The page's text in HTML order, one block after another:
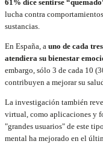
61% dice sentirse
lucha contra
sustancias.
En España, a uno de cada
atendiera su bienestar
embargo, sólo 3 de cada 10
contribuyen a mejorar su
La investigación también
virtual, como aplicaciones y
"grandes usuarios" de este
mental ha mejorado en el